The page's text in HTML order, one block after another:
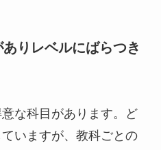
りレベルにばらつき
な科目があります。ど
いますが、教科ごとの